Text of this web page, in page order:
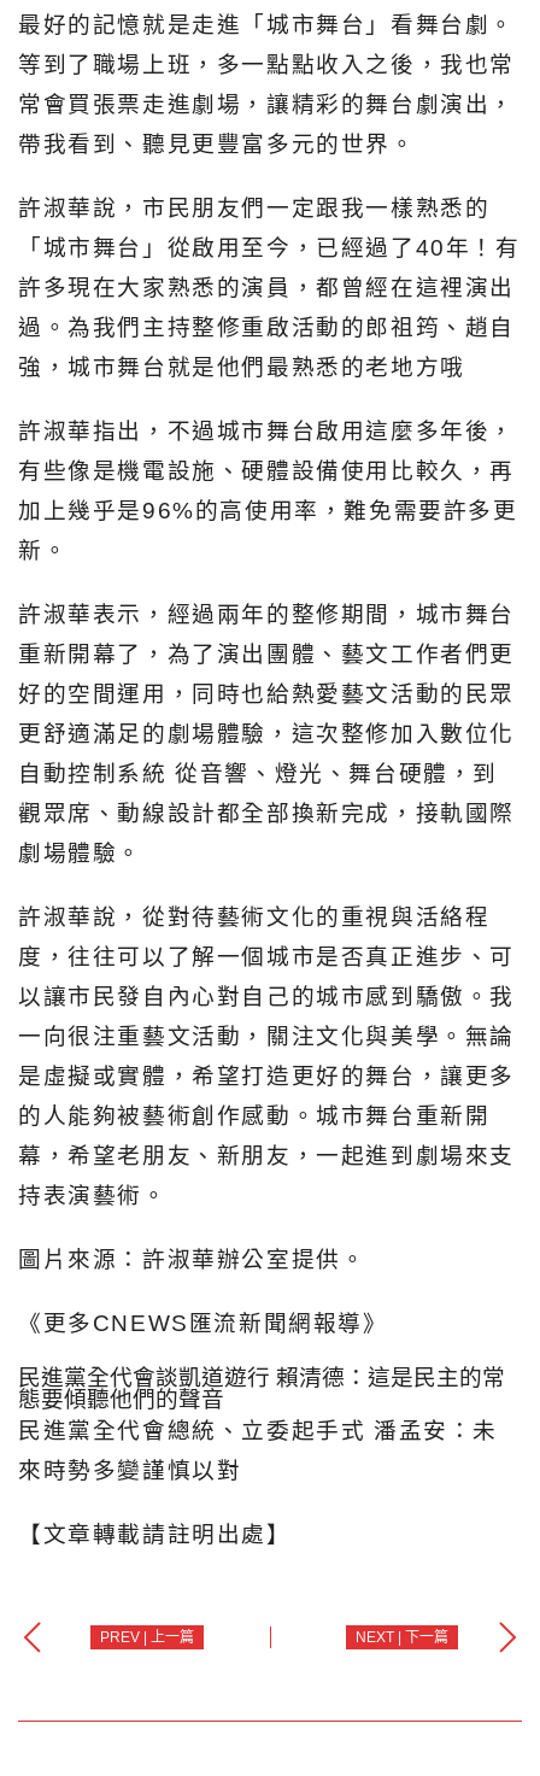
最好的記憶就是走進「城市舞台」看舞台劇。
等到了職場上班，多一點點收入之後，我也常
常會買張票走進劇場，讓精彩的舞台劇演出，
帶我看到、聽見更豐富多元的世界。
許淑華說，市民朋友們一定跟我一樣熟悉的
「城市舞台」從啟用至今，已經過了40年！有
許多現在大家熟悉的演員，都曾經在這裡演出
過。為我們主持整修重啟活動的郎祖筠、趙自
強，城市舞台就是他們最熟悉的老地方哦
許淑華指出，不過城市舞台啟用這麼多年後，
有些像是機電設施、硬體設備使用比較久，再
加上幾乎是96%的高使用率，難免需要許多更
新。
許淑華表示，經過兩年的整修期間，城市舞台
重新開幕了，為了演出團體、藝文工作者們更
好的空間運用，同時也給熱愛藝文活動的民眾
更舒適滿足的劇場體驗，這次整修加入數位化
自動控制系統 從音響、燈光、舞台硬體，到
觀眾席、動線設計都全部換新完成，接軌國際
劇場體驗。
許淑華說，從對待藝術文化的重視與活絡程
度，往往可以了解一個城市是否真正進步、可
以讓市民發自內心對自己的城市感到驕傲。我
一向很注重藝文活動，關注文化與美學。無論
是虛擬或實體，希望打造更好的舞台，讓更多
的人能夠被藝術創作感動。城市舞台重新開
幕，希望老朋友、新朋友，一起進到劇場來支
持表演藝術。
圖片來源：許淑華辦公室提供。
《更多CNEWS匯流新聞網報導》
民進黨全代會談凱道遊行 賴清德：這是民主的常
態要傾聽他們的聲音
民進黨全代會總統、立委起手式 潘孟安：未
來時勢多變謹慎以對
【文章轉載請註明出處】
PREV | 上一篇 NEXT | 下一篇